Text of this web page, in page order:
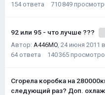
154 ответа 710 849
92 или 95 - что лучше ???
Автор: A446MO, 24 июня 2011 в
64 ответа 140 365
Сгорела коробка на
следующий раз? Доп.